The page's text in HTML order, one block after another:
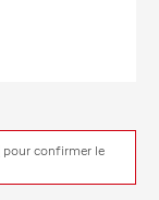
pour confirmer le